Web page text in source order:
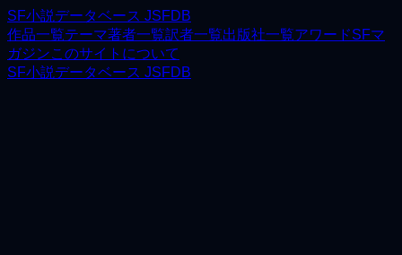
SF小説データベース JSFDB
作品一覧テーマ著者一覧訳者一覧出版社一覧アワードSFマ
ガジンこのサイトについて
SF小説データベース JSFDB